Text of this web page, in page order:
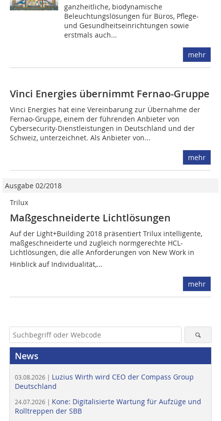
ganzheitliche, biodynamische
Beleuchtungslösungen für Büros, Pflege-
und Gesundheitseinrichtungen sowie
erstmals auch...
mehr
Vinci Energies übernimmt Fernao-Gruppe
Vinci Energies hat eine Vereinbarung zur Übernahme der
Fernao-Gruppe, einem der führenden Anbieter von
Cybersecurity-Dienstleistungen in Deutschland und der
Schweiz, unterzeichnet. Als Anbieter von...
mehr
Ausgabe 02/2018
Trilux
Maßgeschneiderte Lichtlösungen
Auf der Light+Building 2018 präsentiert Trilux intelligente,
maßgeschneiderte und zugleich normgerechte HCL-
Lichtlösungen, die alle Anforderungen von New Work in
Hinblick auf Individualität,...
mehr
News
03.08.2026 | Luzius Wirth wird CEO der Compass Group
Deutschland
24.07.2026 | Kone: Digitalisierte Wartung für Aufzüge und
Rolltreppen der SBB